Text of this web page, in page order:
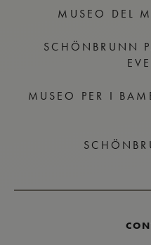
MUSEO DEL
SCHÖNBRUNN
MUSEO PER I